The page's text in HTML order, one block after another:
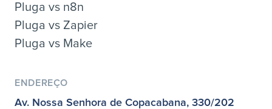
Pluga vs n8n
Pluga vs Zapier
Pluga vs Make
ENDEREÇO
Av. Nossa Senhora de Copacabana, 330/202